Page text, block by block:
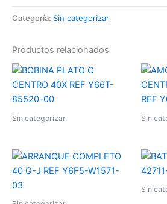
Categoría: Sin categorizar
Productos relacionados
Sin categorizar Sin
Sin